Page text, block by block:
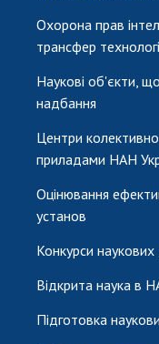
Охорона прав
трансфер
Наукові об'єкти,
надбання
Центри
приладами НАН
Оцінювання
установ
Конкурси
Відкрита наука в
Підготовка